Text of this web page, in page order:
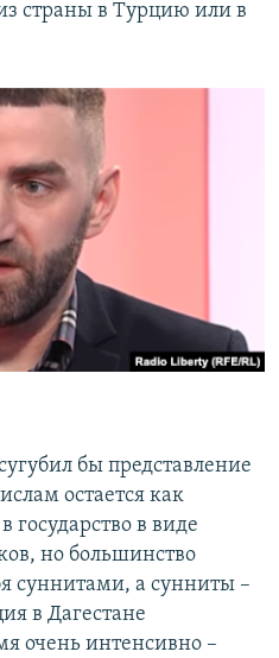
страны в Турцию или в
бы представление
остается как
государство в виде
но большинство
суннитами, а сунниты –
в Дагестане
очень интенсивно –